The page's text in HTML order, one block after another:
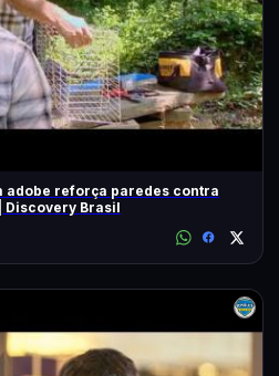
reforça paredes contra
Discovery Brasil